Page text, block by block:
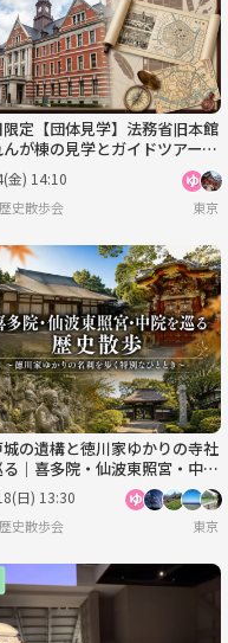
定【団体見学】法務省旧本館
が棟の見学とガイドツアー
望者は農水省の食堂でランチ
金) 14:10
史散歩会 東京
の遺構と徳川家ゆかりの寺社
る｜喜多院・仙波東照宮・中院
史散歩
日) 13:30
史散歩会 東京